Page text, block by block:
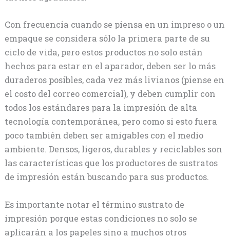
Con frecuencia cuando se piensa en un impreso o un
empaque se considera sólo la primera parte de su
ciclo de vida, pero estos productos no solo están
hechos para estar en el aparador, deben ser lo más
duraderos posibles, cada vez más livianos (piense en
el costo del correo comercial), y deben cumplir con
todos los estándares para la impresión de alta
tecnología contemporánea, pero como si esto fuera
poco también deben ser amigables con el medio
ambiente. Densos, ligeros, durables y reciclables son
las características que los productores de sustratos
de impresión están buscando para sus productos.
Es importante notar el término sustrato de
impresión porque estas condiciones no solo se
aplicarán a los papeles sino a muchos otros